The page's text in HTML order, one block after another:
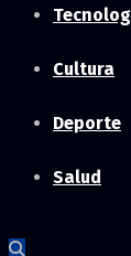
Cultura
Deporte
Salud